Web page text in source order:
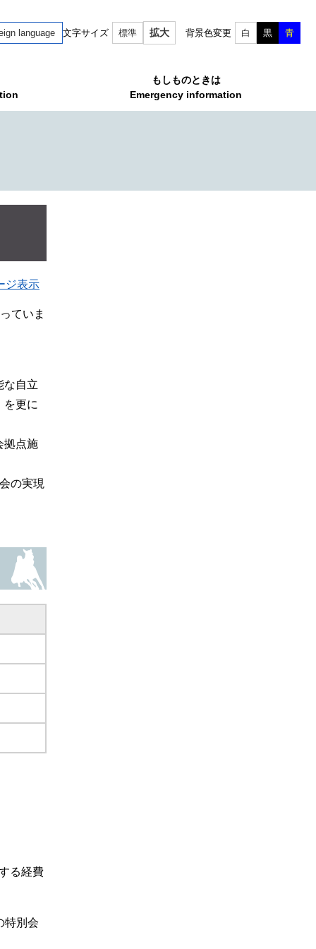
language 文字サイズ 標準 拡大 背景色変更 白 黒 青
もしものときは
Emergency information
ジ表示
ていま
な自立
を更に
拠点施
の実現
る経費
特別会